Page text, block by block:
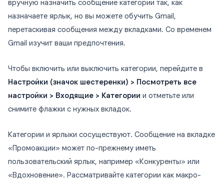
вручную назначить сообщение категории так, как
назначаете ярлык, но вы можете обучить Gmail,
перетаскивая сообщения между вкладками. Со временем
Gmail изучит ваши предпочтения.
Чтобы включить или выключить категории, перейдите в
Настройки (значок шестеренки) > Посмотреть все
настройки > Входящие > Категории и отметьте или
снимите флажки с нужных вкладок.
Категории и ярлыки сосуществуют. Сообщение на вкладке
«Промоакции» может по-прежнему иметь
пользовательский ярлык, например «Конкуренты» или
«Вдохновение». Рассматривайте категории как макро-